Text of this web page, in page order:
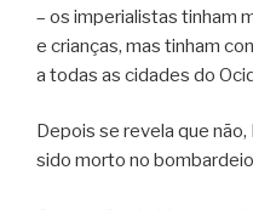
– os imperialistas tinham
e crianças, mas tinham
a todas as cidades do
Depois se revela que
sido morto no